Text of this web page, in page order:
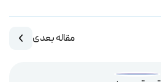
مقاله بعدی